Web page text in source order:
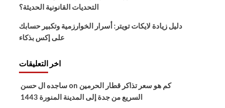
التحديات القانونية الحديثة؟
دليل زيادة لايكات تويتر: أسرار الخوارزمية وتكبير حسابك
على إكس بذكاء
اخر التعليقات
ساجده ال حسن on كم هو سعر تذاكر قطار الحرمين
السريع من جدة إلى المدينة المنورة 1443